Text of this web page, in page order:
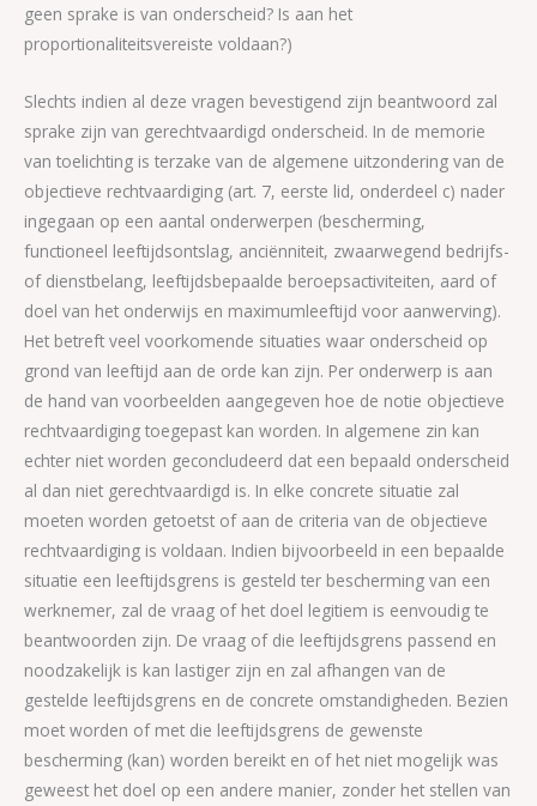
geen sprake is van onderscheid? Is aan het
proportionaliteitsvereiste voldaan?)
Slechts indien al deze vragen bevestigend zijn beantwoord zal
sprake zijn van gerechtvaardigd onderscheid. In de memorie
van toelichting is terzake van de algemene uitzondering van de
objectieve rechtvaardiging (art. 7, eerste lid, onderdeel c) nader
ingegaan op een aantal onderwerpen (bescherming,
functioneel leeftijdsontslag, anciënniteit, zwaarwegend bedrijfs-
of dienstbelang, leeftijdsbepaalde beroepsactiviteiten, aard of
doel van het onderwijs en maximumleeftijd voor aanwerving).
Het betreft veel voorkomende situaties waar onderscheid op
grond van leeftijd aan de orde kan zijn. Per onderwerp is aan
de hand van voorbeelden aangegeven hoe de notie objectieve
rechtvaardiging toegepast kan worden. In algemene zin kan
echter niet worden geconcludeerd dat een bepaald onderscheid
al dan niet gerechtvaardigd is. In elke concrete situatie zal
moeten worden getoetst of aan de criteria van de objectieve
rechtvaardiging is voldaan. Indien bijvoorbeeld in een bepaalde
situatie een leeftijdsgrens is gesteld ter bescherming van een
werknemer, zal de vraag of het doel legitiem is eenvoudig te
beantwoorden zijn. De vraag of die leeftijdsgrens passend en
noodzakelijk is kan lastiger zijn en zal afhangen van de
gestelde leeftijdsgrens en de concrete omstandigheden. Bezien
moet worden of met die leeftijdsgrens de gewenste
bescherming (kan) worden bereikt en of het niet mogelijk was
geweest het doel op een andere manier, zonder het stellen van